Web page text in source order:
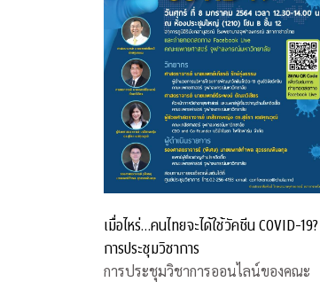
เมื่อไหร่…คนไทยจะได้ใช้วัคซีน COVID-19?
การประชุมวิชาการ
การประชุมวิชาการออนไลน์ของคณะ